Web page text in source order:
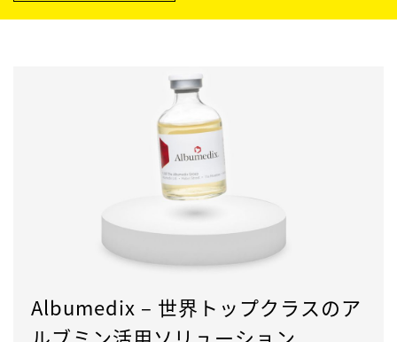
Albumedix – 世界トップクラスのア